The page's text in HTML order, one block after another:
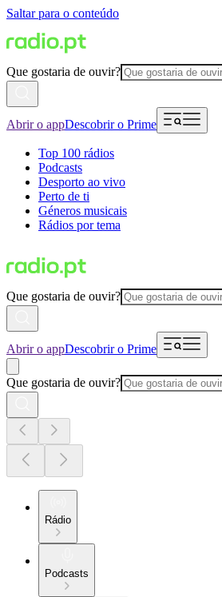
Saltar para o conteúdo
Que gostaria de ouvir?
Abrir o appDescobrir o Prime
Top 100 rádios
Podcasts
Desporto ao vivo
Perto de ti
Géneros musicais
Rádios por tema
Que gostaria de ouvir?
Abrir o appDescobrir o Prime
Que gostaria de ouvir?
Rádio
Podcasts